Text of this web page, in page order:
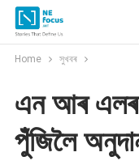
Home সুখবৰ
এন আৰ এলৰ
পুঁজিলৈ